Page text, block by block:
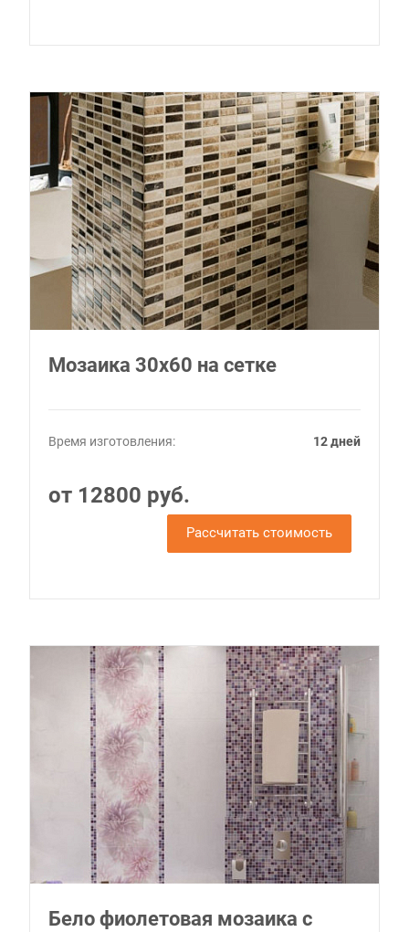
Мозаика 30х60 на сетке
Время изготовления: 12 дней
от 12800 руб.
Рассчитать стоимость
Бело фиолетовая мозаика с